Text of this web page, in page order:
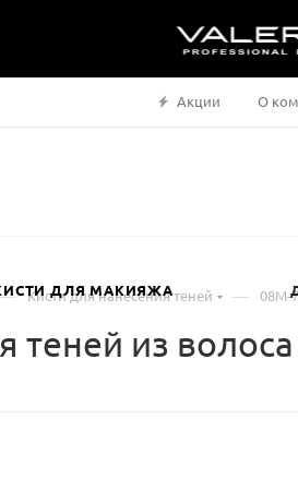
Акции О
ДЛЯ МАКИЯЖА
— Кисти для нанесения теней — 08М-
теней из